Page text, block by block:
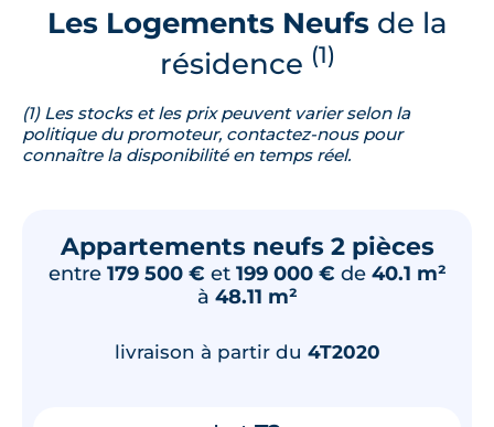
Les Logements Neufsde la
résidence (1)
(1) Les stocks et les prix peuvent varier selon la
politique du promoteur, contactez-nous pour
connaître la disponibilité en temps réel.
Appartements neufs 2 pièces
entre 179 500 € et 199 000 € de 40.1 m²
à 48.11 m²
livraison à partir du 4T2020